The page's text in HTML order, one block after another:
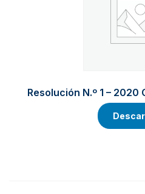
Resolución N.º 1 – 2020